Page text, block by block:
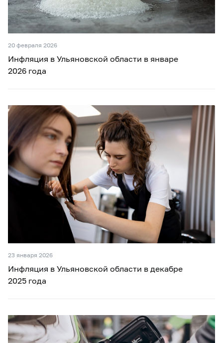
20 февраля 2026
Инфляция в Ульяновской области в январе
2026 года
23 января 2026
Инфляция в Ульяновской области в декабре
2025 года